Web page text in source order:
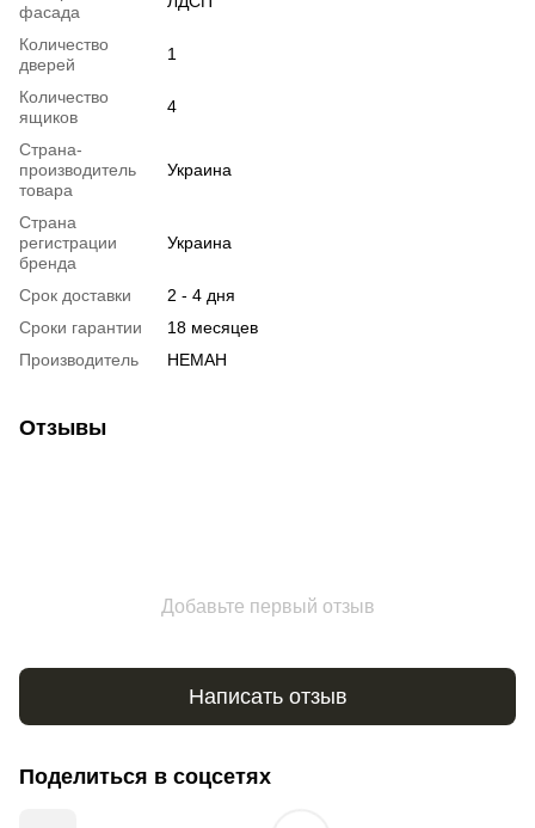
фасада
Количество
дверей
1
Количество
ящиков
4
Страна-
производитель
товара
Украина
Страна
регистрации
бренда
Украина
Срок доставки
2 - 4 дня
Сроки гарантии
18 месяцев
Производитель
НЕМАН
Отзывы
Добавьте первый отзыв
Написать отзыв
Поделиться в соцсетях